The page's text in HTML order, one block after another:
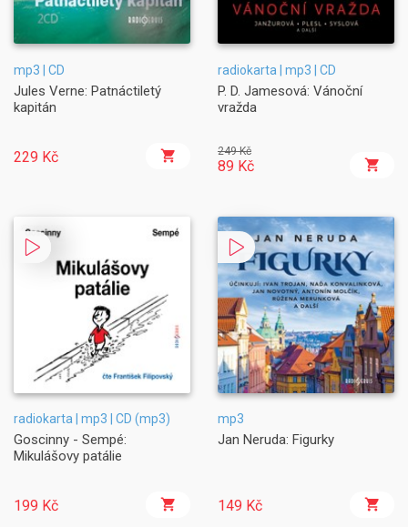
mp3 | CD
Jules Verne: Patnáctiletý
kapitán
229 Kč
radiokarta | mp3 | CD
P. D. Jamesová: Vánoční
vražda
249 Kč
89 Kč
radiokarta | mp3 | CD (mp3)
Goscinny - Sempé:
Mikulášovy patálie
199 Kč
mp3
Jan Neruda: Figurky
149 Kč